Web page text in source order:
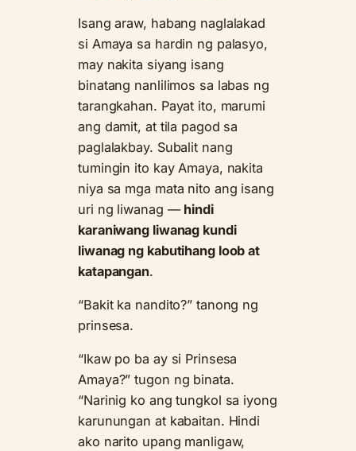
Isang araw, habang naglalakad
si Amaya sa hardin ng palasyo,
may nakita siyang isang
binatang nanlilimos sa labas ng
tarangkahan. Payat ito, marumi
ang damit, at tila pagod sa
paglalakbay. Subalit nang
tumingin ito kay Amaya, nakita
niya sa mga mata nito ang isang
uri ng liwanag — hindi
karaniwang liwanag kundi
liwanag ng kabutihang loob at
katapangan.
“Bakit ka nandito?” tanong ng
prinsesa.
“Ikaw po ba ay si Prinsesa
Amaya?” tugon ng binata.
“Narinig ko ang tungkol sa iyong
karunungan at kabaitan. Hindi
ako narito upang manligaw,